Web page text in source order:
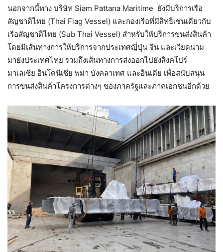
นอกจากนี้ทาง บริษัท Siam Pattana Maritime ยังมีบริการเรือ
สัญชาติไทย (Thai Flag Vessel) และกองเรือที่มีสิทธิเช่นเดียวกับ
เรือสัญชาติไทย (Sub Thai Vessel) สำหรับให้บริการขนส่งสินค้า
โดยมีเส้นทางการให้บริการจากประเทศญี่ปุ่น จีน และเวียดนาม
มายังประเทศไทย รวมถึงเส้นทางการส่งออกไปยังสิงคโปร์
มาเลเซีย อินโดนีเซีย พม่า บังคลาเทศ และอินเดีย เพื่อสนับสนุน
การขนส่งสินค้าโครงการต่างๆ ของภาครัฐและภาคเอกชนอีกด้วย